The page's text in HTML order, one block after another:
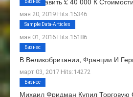
мая 20, 2019 Hits:15346
Бизнес
О Нас
мая 01, 2016 Hits:15186
Sample Data-Articles
В Великобритании, Франции И
март 03, 2017 Hits:14272
Бизнес
Михаил Фридман Купил Торговую
Бизнес